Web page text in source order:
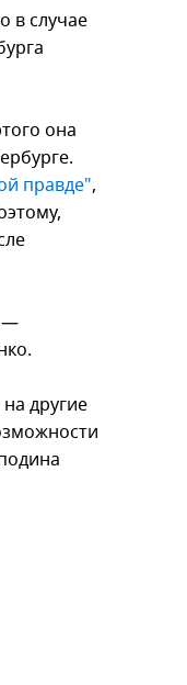
в случае
она
правде",
—
другие